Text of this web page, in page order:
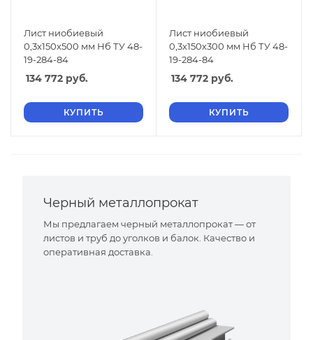
Лист ниобиевый
0,3х150х500 мм Нб ТУ 48-
19-284-84
134 772 руб.
КУПИТЬ
Лист ниобиевый
0,3х150х300 мм Нб ТУ 48-
19-284-84
134 772 руб.
КУПИТЬ
Черный металлопрокат
Мы предлагаем черный металлопрокат — от
листов и труб до уголков и балок. Качество и
оперативная доставка.